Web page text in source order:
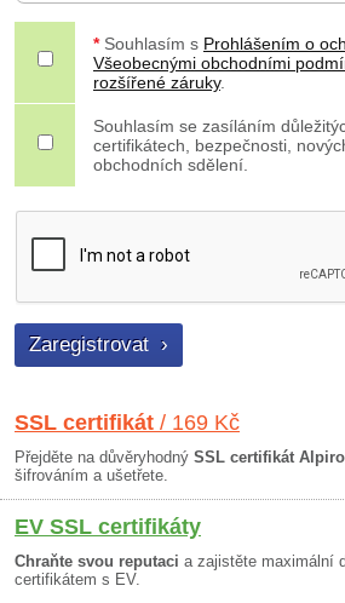
* Souhlasím s Prohlášením o
Všeobecnými obchodními
rozšířené záruky.
Souhlasím se zasíláním
certifikátech, bezpečnosti,
obchodních sdělení.
SSL certifikát / 169 Kč
Přejděte na důvěryhodný SSL certifikát
šifrováním a ušetřete.
EV SSL certifikáty
Chraňte svou reputaci a zajistěte maximální
certifikátem s EV.